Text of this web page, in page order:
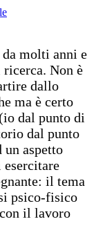
da molti anni e
Non è
dallo
ma è certo
dal punto di
dal punto
aspetto
il tema
psico-fisico
il lavoro